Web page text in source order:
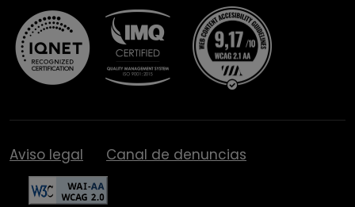
Aviso legal Canal de denuncias